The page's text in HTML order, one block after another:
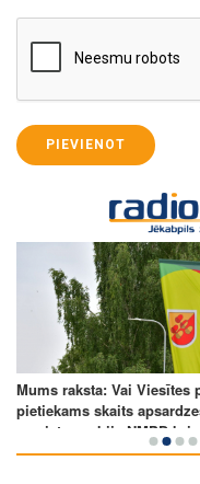
PIEVIENOT